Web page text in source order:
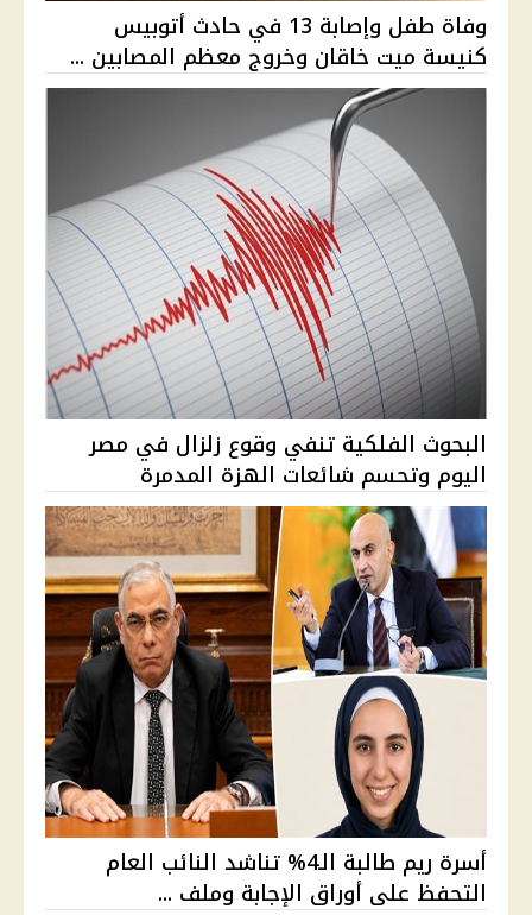
وفاة طفل وإصابة 13 في حادث أتوبيس
كنيسة ميت خاقان وخروج معظم المصابين ...
البحوث الفلكية تنفي وقوع زلزال في مصر
اليوم وتحسم شائعات الهزة المدمرة
أسرة ريم طالبة الـ4% تناشد النائب العام
التحفظ على أوراق الإجابة وملف ...